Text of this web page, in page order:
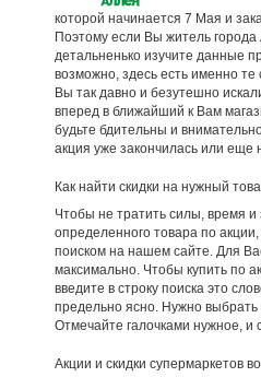
которой начинается 7 Мая и
Поэтому если Вы житель города
детальненько изучите данные
возможно, здесь есть именно те
Вы так давно и безутешно
вперед в ближайший к Вам
будьте бдительны и
акция уже закончилась или еще
Как найти скидки на нужный
Чтобы не тратить силы, время и
определенного товара по
поиском на нашем сайте. Для
максимально. Чтобы купить по
введите в строку поиска это
предельно ясно. Нужно выбрать
Отмечайте галочками нужное, и
Акции и скидки супермаркетов